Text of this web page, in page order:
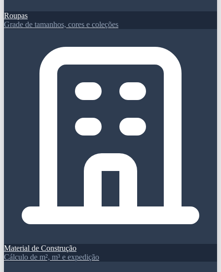
Roupas
Grade de tamanhos, cores e coleções
Material de Construção
Cálculo de m², m³ e expedição